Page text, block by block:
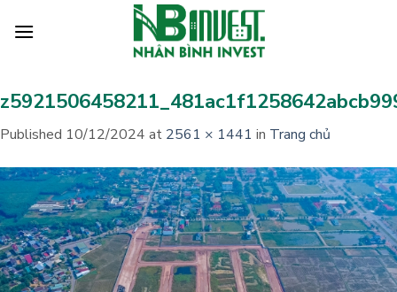
Published 10/12/2024 at 2561 × 1441 in Trang chủ